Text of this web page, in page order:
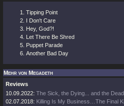
Tipping Point
I Don't Care
Hey, God?!
Let There Be Shred
Puppet Parade
Another Bad Day
Mehr von Megadeth
Reviews
10.09.2022: The Sick, the Dying... and the
02.07.2018: Killing Is My Business…The Final